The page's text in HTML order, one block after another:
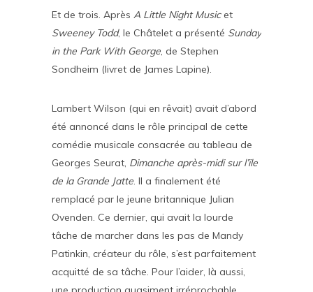
Et de trois. Après A Little Night Musicet
Sweeney Todd, le Châtelet a présenté Sunday
in the Park With George, de Stephen
Sondheim (livret de James Lapine).
Lambert Wilson (qui en rêvait) avait d’abord
été annoncé dans le rôle principal de cette
comédie musicale consacrée au tableau de
Georges Seurat, Dimanche après-midi sur l’ïle
de la Grande Jatte. Il a finalement été
remplacé par le jeune britannique Julian
Ovenden. Ce dernier, qui avait la lourde
tâche de marcher dans les pas de Mandy
Patinkin, créateur du rôle, s’est parfaitement
acquitté de sa tâche. Pour l’aider, là aussi,